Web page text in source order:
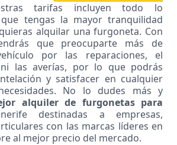
tarifas incluyen todo lo
tengas la mayor tranquilidad
alquilar una furgoneta. Con
que preocuparte más de
por las reparaciones, el
las averías, por lo que podrás
y satisfacer en cualquier
No lo dudes más y
alquiler de furgonetas para
destinadas a empresas,
con las marcas líderes en
al mejor precio del mercado.